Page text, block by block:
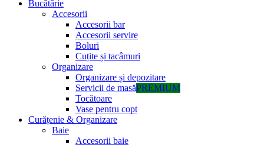
Bucătărie
Accesorii
Accesorii bar
Accesorii servire
Boluri
Cuțite și tacâmuri
Organizare
Organizare și depozitare
Servicii de masăPREMIUM
Tocătoare
Vase pentru copt
Curățenie & Organizare
Baie
Accesorii baie